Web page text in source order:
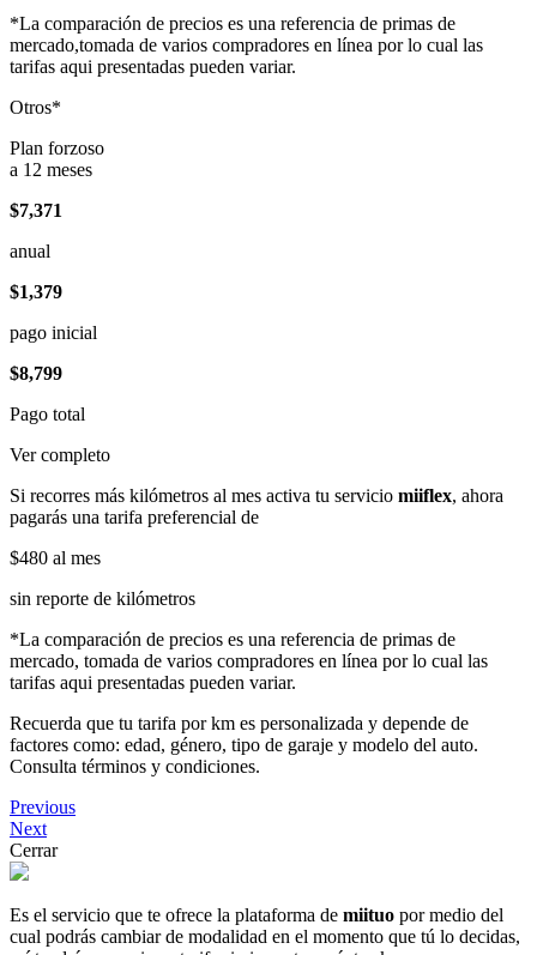
*La comparación de precios es una referencia de primas de
mercado,tomada de varios compradores en línea por lo cual las
tarifas aqui presentadas pueden variar.
Otros*
Plan forzoso
a 12 meses
$7,371
anual
$1,379
pago inicial
$8,799
Pago total
Ver completo
Si recorres más kilómetros al mes activa tu servicio miiflex, ahora
pagarás una tarifa preferencial de
$480 al mes
sin reporte de kilómetros
*La comparación de precios es una referencia de primas de
mercado, tomada de varios compradores en línea por lo cual las
tarifas aqui presentadas pueden variar.
Recuerda que tu tarifa por km es personalizada y depende de
factores como: edad, género, tipo de garaje y modelo del auto.
Consulta términos y condiciones.
Previous
Next
Cerrar
Es el servicio que te ofrece la plataforma de miituo por medio del
cual podrás cambiar de modalidad en el momento que tú lo decidas,